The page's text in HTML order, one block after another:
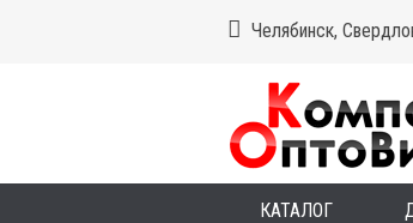
Челябинск,
КАТАЛОГ